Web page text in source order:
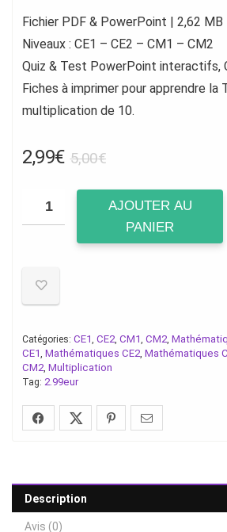
Fichier PDF & PowerPoint | 2,62 MB
Niveaux : CE1 – CE2 – CM1 – CM2
Quiz & Test PowerPoint interactifs,
Fiches à imprimer pour apprendre la
multiplication de 10.
5,00€Le
initial
était :
5,00€.
2,99€
Le
actuel
est :
2,99€.
AJOUTER AU
PANIER
Catégories: CE1 CE2 CM1 CM2
CE1 Mathématiques CE2 Mathématiques
CM2 Multiplication
Tag: 2.99eur
Description
Avis (0)